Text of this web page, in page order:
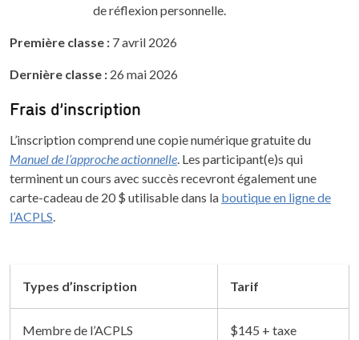
de réflexion personnelle.
Première classe : 7 avril 2026
Dernière classe : 26 mai 2026
Frais d’inscription
L’inscription comprend une copie numérique gratuite du
Manuel de l’approche actionnelle. Les participant(e)s qui
terminent un cours avec succès recevront également une
carte-cadeau de 20 $ utilisable dans la boutique en ligne de
l’ACPLS.
Types d’inscription Tarif
Membre de l’ACPLS $145 + taxe